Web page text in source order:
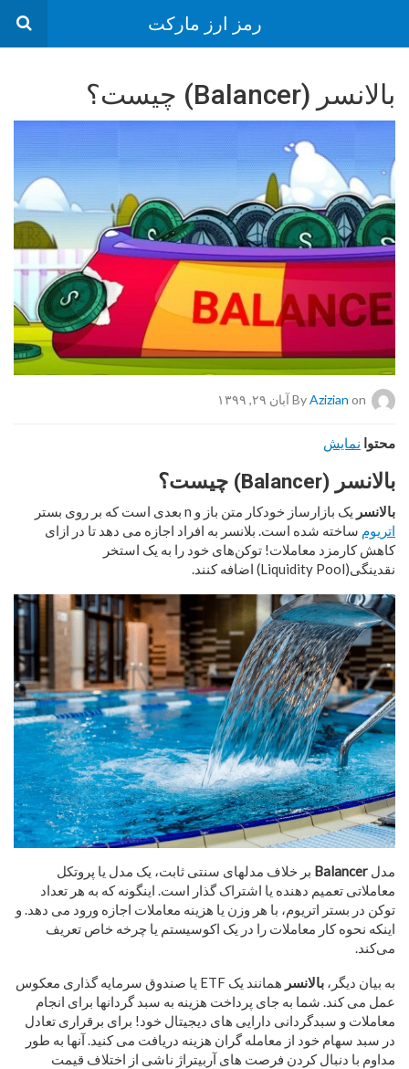
رمز ارز مارکت
بالانسر (Balancer) چیست؟
By Azizian on آبان ۲۹, ۱۳۹۹
محتوا نمایش
بالانسر (Balancer) چیست؟
بالانسر یک بازارساز خودکار متن باز و n بعدی است که بر روی بستر
اتریوم ساخته شده است. بلانسر به افراد اجازه می دهد تا در ازای
کاهش کارمزد معاملات! توکن‌های خود را به یک استخر
نقدینگی(Liquidity Pool) اضافه کنند.
مدل Balancer بر خلاف مدلهای سنتی ثابت، یک مدل یا پروتکل
معاملاتی تعمیم دهنده یا اشتراک گذار است. اینگونه که به هر تعداد
توکن در بستر اتریوم، با هر وزن یا هزینه معاملات اجازه ورود می دهد. و
اینکه نحوه کار معاملات را در یک اکوسیستم یا چرخه خاص تعریف
می‌کند.
به بیان دیگر، بالانسر
همانند یک ETF یا صندوق سرمایه گذاری معکوس
عمل می کند. شما به جای پرداخت هزینه به سبد گردانها برای انجام
معاملات و سبدگردانی دارایی های دیجیتال خود! برای برقراری تعادل
در سبد سهام خود از معامله گران هزینه دریافت می کنید. آنها به طور
مداوم با دنبال کردن فرصت های آربیتراژ ناشی از اختلاف قیمت